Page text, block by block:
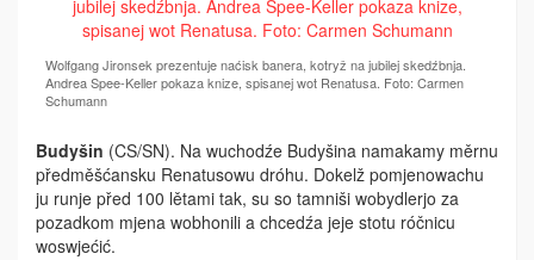
Wolfgang Jironsek prezentuje naćisk banera, kotryž na jubilej skedźbnja.
Andrea Spee-Keller pokaza knize, spisanej wot Renatusa. Foto: Carmen
Schumann
Budyšin (CS/SN). Na wuchodźe Budyšina namakamy měrnu
předměšćansku Renatusowu dróhu. Dokelž pomjenowachu
ju runje před 100 lětami tak, su so tamniši wobydlerjo za
pozadkom mjena wobhonili a chcedźa jeje stotu róčnicu
woswjećić.